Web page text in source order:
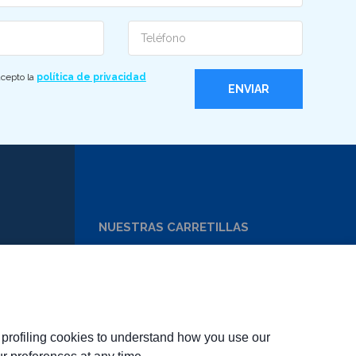
Telefono
la política de privacidad
NUESTRAS CARRETILLAS
MINORISTAS
cookies to understand how you use our